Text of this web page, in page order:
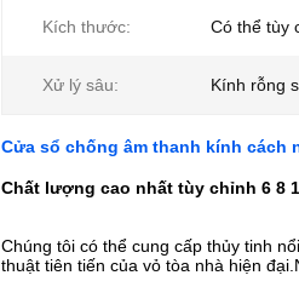
Kích thước: Có thể tùy
Xử lý sâu: Kính rỗng
Cửa sổ chống âm thanh kính cách
Chất lượng cao nhất tùy chỉnh 6 8
Chúng tôi có thể cung cấp thủy tinh
thuật tiên tiến của vỏ tòa nhà hiện